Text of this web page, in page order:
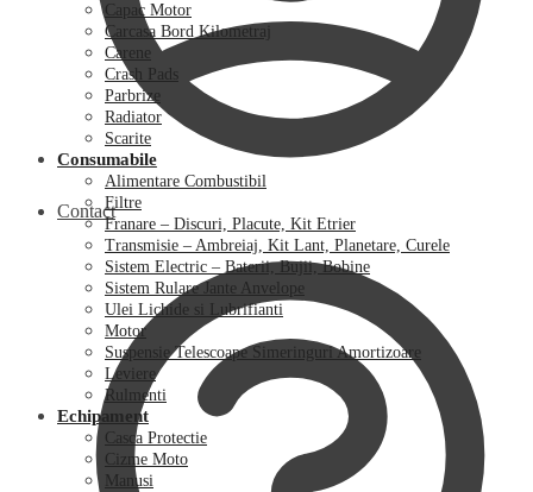
Contact
Capac Motor
Carcasa Bord Kilometraj
Carene
Crash Pads
Parbrize
Radiator
Scarite
Consumabile
Alimentare Combustibil
Filtre
Franare – Discuri, Placute, Kit Etrier
Transmisie – Ambreiaj, Kit Lant, Planetare, Curele
Sistem Electric – Baterii, Bujii, Bobine
Sistem Rulare Jante Anvelope
Ulei Lichide si Lubrifianti
Motor
Suspensie Telescoape Simeringuri Amortizoare
Leviere
Rulmenti
Echipament
Casca Protectie
Cizme Moto
Manusi